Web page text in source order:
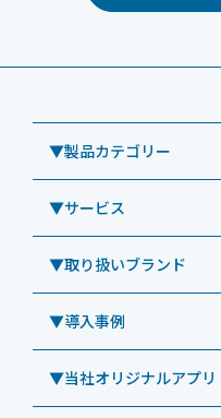
▼製品カテゴリー
業務用タブレット
Windowsタブレット
Windowsタブレット
Windowsタブレット
Windowsタブレット
Androidタブレット
▼サービス
コールセンター
CRMシステム「カイゼン
リペアサービス
教育機関向けiPad修理パ
▼取り扱いブランド
ODS（オーディーエス）
LG（エルジー）
ViewSonic（ビューソニ
▼導入事例
導入事例（業務用タブレ
▼当社オリジナルアプリ